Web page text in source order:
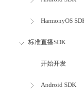
HarmonyOS
标准直播SDK
开始开发
Android SDK